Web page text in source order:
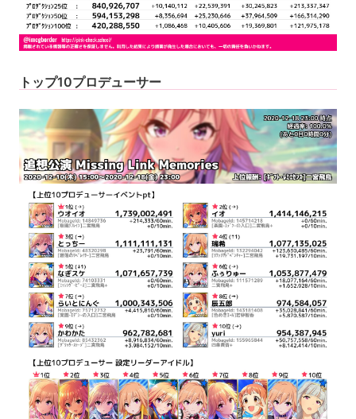
トップ10プロデューサー